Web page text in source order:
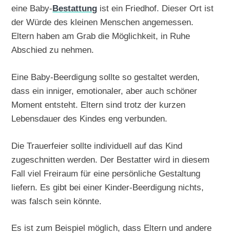
eine Baby-Bestattung ist ein Friedhof. Dieser Ort ist
der Würde des kleinen Menschen angemessen.
Eltern haben am Grab die Möglichkeit, in Ruhe
Abschied zu nehmen.
Eine Baby-Beerdigung sollte so gestaltet werden,
dass ein inniger, emotionaler, aber auch schöner
Moment entsteht. Eltern sind trotz der kurzen
Lebensdauer des Kindes eng verbunden.
Die Trauerfeier sollte individuell auf das Kind
zugeschnitten werden. Der Bestatter wird in diesem
Fall viel Freiraum für eine persönliche Gestaltung
liefern. Es gibt bei einer Kinder-Beerdigung nichts,
was falsch sein könnte.
Es ist zum Beispiel möglich, dass Eltern und andere